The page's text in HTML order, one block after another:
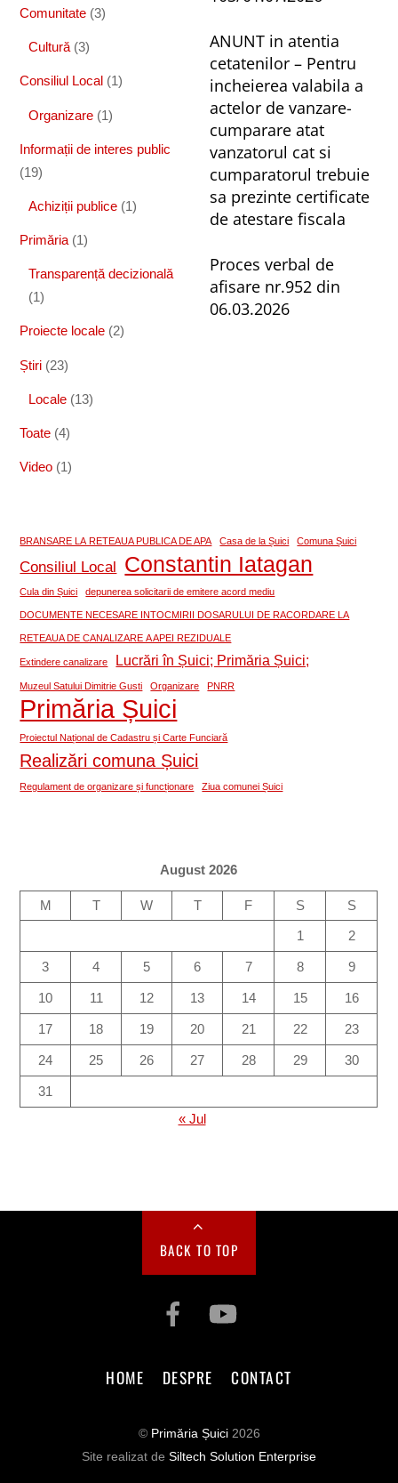
Comunitate (3)
Cultură (3)
Consiliul Local (1)
Organizare (1)
Informații de interes public
(19)
Achiziții publice (1)
Primăria (1)
Transparență decizională
(1)
Proiecte locale (2)
Știri (23)
Locale (13)
Toate (4)
Video (1)
ANUNT in atentia
cetatenilor – Pentru
incheierea valabila a
actelor de vanzare-
cumparare atat
vanzatorul cat si
cumparatorul trebuie
sa prezinte certificate
de atestare fiscala
Proces verbal de
afisare nr.952 din
06.03.2026
BRANSARE LA RETEAUA PUBLICA DE APA Casa de la Șuici Comuna Șuici
Consiliul Local Constantin Iatagan
Cula din Șuici depunerea solicitarii de emitere acord mediu
DOCUMENTE NECESARE INTOCMIRII DOSARULUI DE RACORDARE LA
RETEAUA DE CANALIZARE A APEI REZIDUALE
Extindere canalizare Lucrări în Șuici; Primăria Șuici;
Muzeul Satului Dimitrie Gusti Organizare PNRR
Primăria Șuici
Proiectul Național de Cadastru și Carte Funciară
Realizări comuna Șuici
Regulament de organizare și funcționare Ziua comunei Șuici
August 2026
M T W T F S
S
1
2
3 4 5 6 7 8 9
10 11 12 13 14 15 16
17 18 19 20 21 22 23
24 25 26 27 28 29 30
31
« Jul
BACK TO TOP
HOME DESPRE CONTACT
© Primăria Șuici2026
Site realizat de Siltech Solution Enterprise